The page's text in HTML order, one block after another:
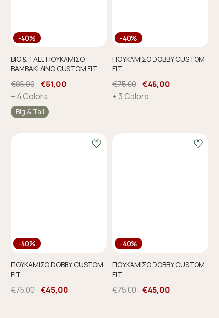
-40%
BIG & TALL ΠΟΥΚΑΜΙΣΟ
ΒΑΜΒΑΚΙ ΛΙΝΟ CUSTOM FIT
€85,00 €51,00
+ 4 Colors
Big & Tall
-40%
ΠΟΥΚΑΜΙΣΟ DOBBY CUSTOM
FIT
€75,00 €45,00
+ 3 Colors
-40%
ΠΟΥΚΑΜΙΣΟ DOBBY CUSTOM
FIT
€75,00 €45,00
-40%
ΠΟΥΚΑΜΙΣΟ DOBBY CUSTOM
FIT
€75,00 €45,00